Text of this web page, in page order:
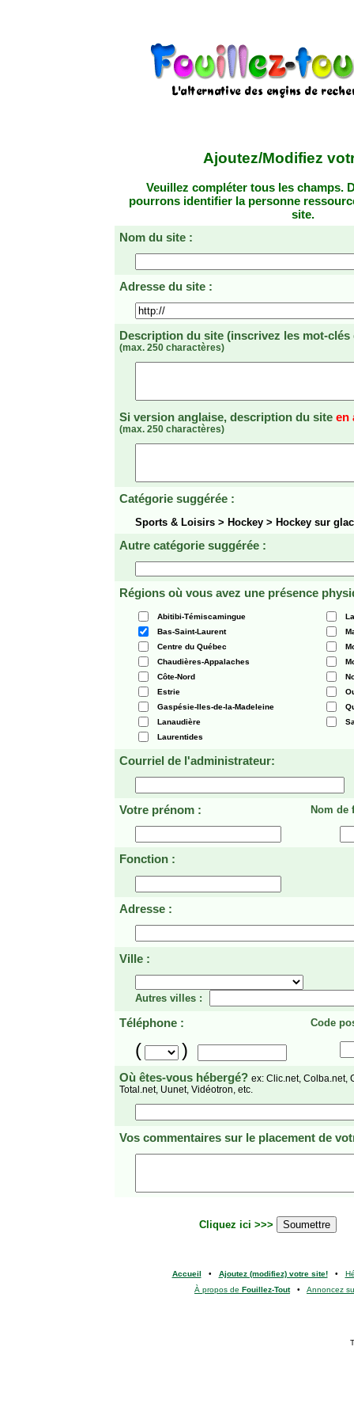
Ajoutez/Modifiez
Veuillez compléter tous les champs.
pourrons identifier la personne
site.
Nom du site :
Adresse du site :
Description du site (inscrivez les mot-
(max. 250 charactères)
Si version anglaise, description du site en
(max. 250 charactères)
Catégorie suggérée :
Sports & Loisirs > Hockey > Hockey sur
Autre catégorie suggérée :
Régions où vous avez une présence
Abitibi-Témiscamingue
Bas-Saint-Laurent
Centre du Québec
Chaudières-Appalaches
Côte-Nord
Estrie
Gaspésie-Iles-de-la-Madeleine
Lanaudière
Laurentides
Courriel de l'administrateur:
Votre prénom : Nom de
Fonction :
Adresse :
Ville :
Autres villes :
Téléphone : Code
( )
Où êtes-vous hébergé? ex: Clic.net, Colba.net,
Total.net, Uunet, Vidéotron, etc.
Vos commentaires sur le placement de
Cliquez ici >>>
Accueil • Ajoutez (modifiez) votre site!•
À propos de Fouillez-Tout• Annoncez